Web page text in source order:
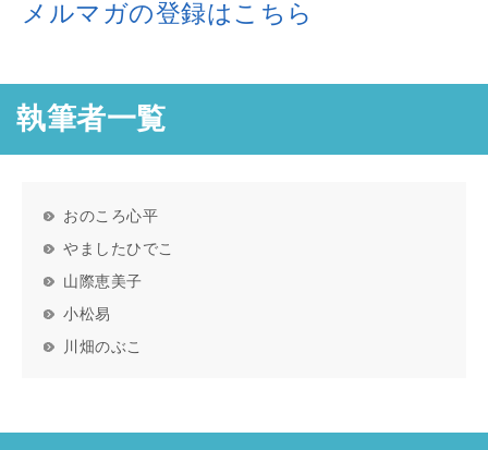
メルマガの登録はこちら
執筆者一覧
おのころ心平
やましたひでこ
山際恵美子
小松易
川畑のぶこ